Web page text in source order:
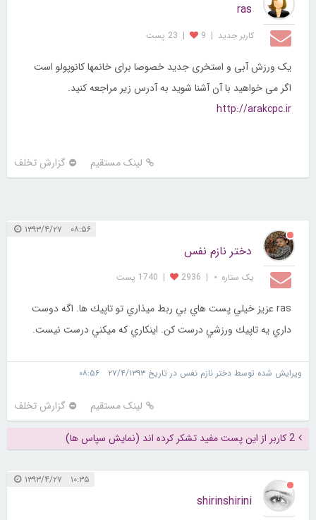
ras
کاربر جديد |
9
| 23 پست
یک ورزش آبی و استخری جدید خصوصا برای خانمها کانوپولو است
اگر می خواهید با آن آشنا شوید به آدرس زیر مراجعه کنید.
http://arakcpc.ir
لینک مستقیم گزارش تخلف
۰۸:۵۶ ۱۳۹۳/۴/۲۷
دختر نازم نفس
یک ستاره ⋆ |
2936
| 1740 پست
ras عزيز خيلي پست هاي بي ربط ميذاري تو تاپيك ها. اگه دوست
داري يه تاپيك ورزشي درست كن. اينكاري كه ميكني درست نيست.
ویرایش شده توسط دختر نازم نفس در تاریخ ۲۷/۴/۱۳۹۳ ۰۸:۵۶
لینک مستقیم گزارش تخلف
2 کاربر از این پست مفید تشکر کرده اند (نمایش سپاس ها)
۱۰:۳۵ ۱۳۹۳/۴/۲۷
shirinshirini